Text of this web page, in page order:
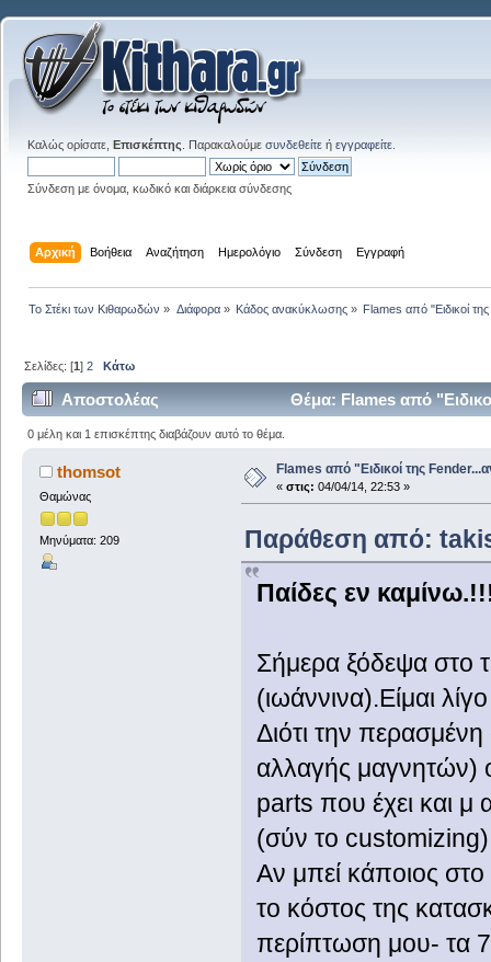
Καλώς ορίσατε, Επισκέπτης . Παρακαλούμε συνδεθείτε ή εγγραφείτε
Σύνδεση με όνομα, κωδικό και διάρκεια σύνδεσης
Αρχική Βοήθεια Αναζήτηση Ημερολόγιο Σύνδεση Εγγραφή
Το Στέκι των Κιθαρωδών » Διάφορα» Κάδος ανακύκλωσης» Flames από "Ειδικοί
Σελίδες: [1]2 Κάτω
Αποστολέας Θέμα: Flames από
0 μέλη και 1 επισκέπτης διαβάζουν αυτό το θέμα.
thomsot
Θαμώνας
Μηνύματα: 209
Flames από "Ειδικοί της
« στις: 04/04/14, 22:53 »
Παράθεση από:
Παίδες εν
Σήμερα ξόδεψα στο
(ιωάννινα).Είμαι
Διότι την
αλλαγής μαγνητών)
parts που έχει και μ
(σύν το
Αν μπεί κάποιος
το κόστος της
περίπτωση μου- τα